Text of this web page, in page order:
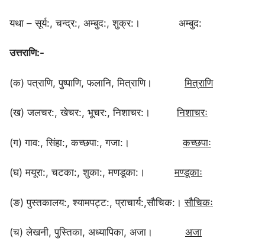
यथा – सूर्य:, चन्द्र:, अम्बुद:, शुक्र:। अम्बुद:
उत्तराणि:-
(क) पत्राणि, पुष्पाणि, फलानि, मित्राणि।मित्राणि
(ख) जलचर:, खेचर:, भूचर:, निशाचर:।निशाचरः
(ग) गाव:, सिंहा:, कच्छपा:, गजा:।कच्छपाः
(घ) मयूरा:, चटका:, शुका:, मणडूका:।मण्डूकाः
(ङ) पुस्तकालय:, श्यामपट्ट:, प्राचार्य:,सौचिक:।सौचिकः
(च) लेखनी, पुस्तिका, अध्यापिका, अजा। अजा